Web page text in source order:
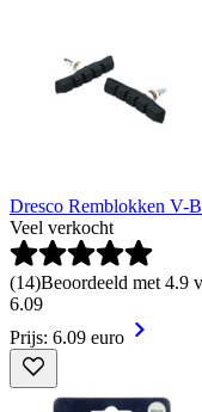
Dresco Remblokken V-
Veel verkocht
(14)Beoordeeld met 4.9
6.09
Prijs: 6.09 euro